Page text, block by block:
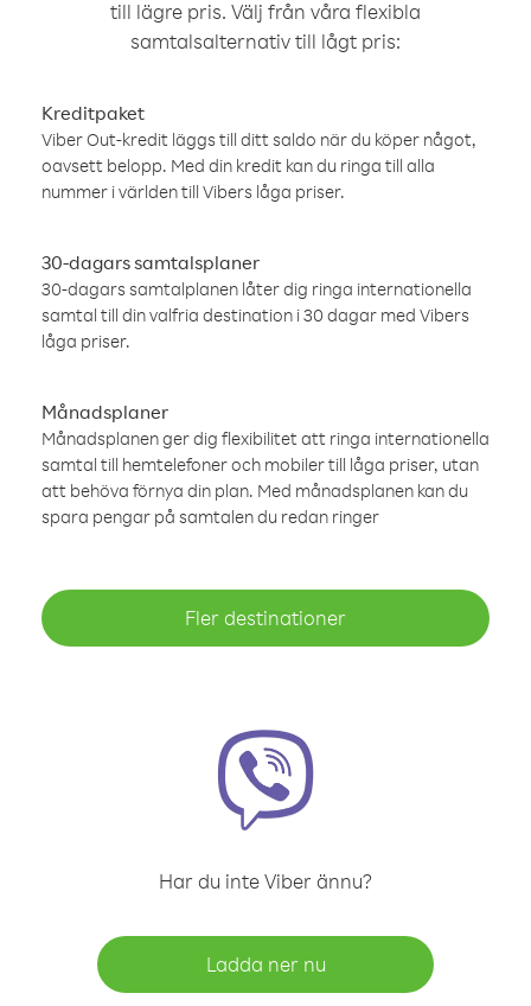
till lägre pris. Välj från våra flexibla
samtalsalternativ till lågt pris:
Kreditpaket
Viber Out-kredit läggs till ditt saldo när du köper något,
oavsett belopp. Med din kredit kan du ringa till alla
nummer i världen till Vibers låga priser.
30-dagars samtalsplaner
30-dagars samtalplanen låter dig ringa internationella
samtal till din valfria destination i 30 dagar med Vibers
låga priser.
Månadsplaner
Månadsplanen ger dig flexibilitet att ringa internationella
samtal till hemtelefoner och mobiler till låga priser, utan
att behöva förnya din plan. Med månadsplanen kan du
spara pengar på samtalen du redan ringer
Fler destinationer
Har du inte Viber ännu?
Ladda ner nu